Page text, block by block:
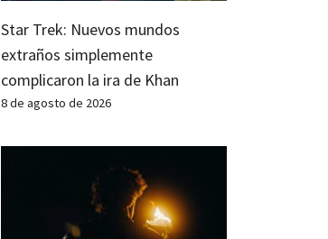
Star Trek: Nuevos mundos
extraños simplemente
complicaron la ira de Khan
8 de agosto de 2026